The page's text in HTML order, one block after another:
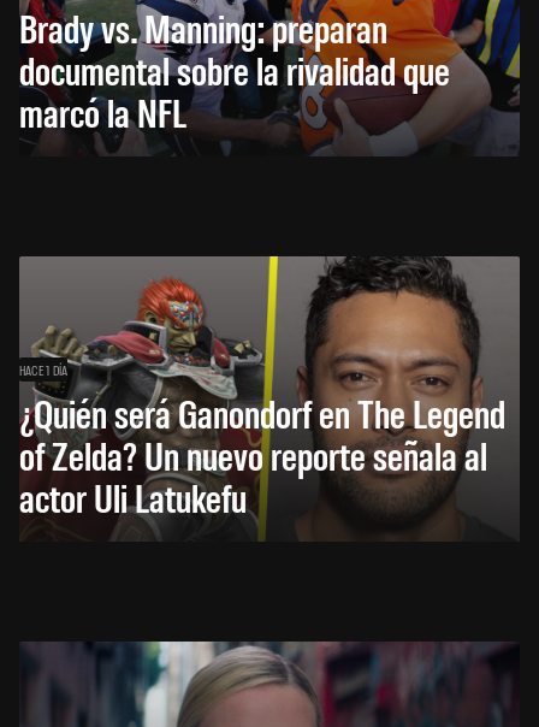
Brady vs. Manning: preparan
documental sobre la rivalidad que
marcó la NFL
HACE 1 DÍA
¿Quién será Ganondorf en The Legend
of Zelda? Un nuevo reporte señala al
actor Uli Latukefu